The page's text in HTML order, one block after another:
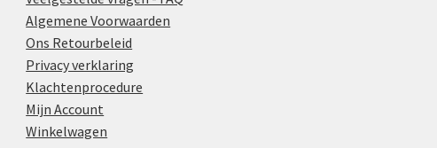
Algemene Voorwaarden
Ons Retourbeleid
Privacy verklaring
Klachtenprocedure
Mijn Account
Winkelwagen